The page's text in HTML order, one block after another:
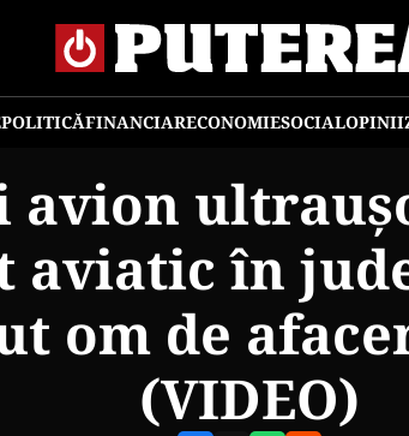
POLITICĂFINANCIARECONOMIESOCIALOPINII
avion
aviatic în
om de
(VIDEO)